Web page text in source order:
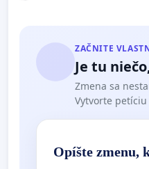
ZAČNITE
Je tu
Zmena sa
Vytvorte
Opíšte zmenu,